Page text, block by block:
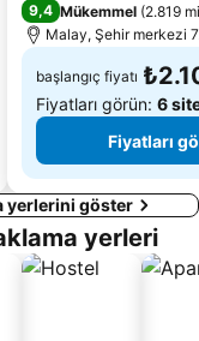
9,4 Mükemmel (2.819
Malay, Şehir merkezi
başlangıç fiyatı
Fiyatları görün: 6
Fiyatları
yerlerini göster
yerleri